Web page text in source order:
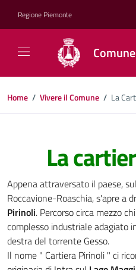
Regione Piemonte
Home / Vivere il Comune / La
La
Appena attraversato il paese,
Roccavione-Roaschia, s'apre a
Pirinoli. Percorso circa mezzo
complesso industriale adagiato
destra del torrente Gesso.
Il nome " Cartiera Pirinoli " ci